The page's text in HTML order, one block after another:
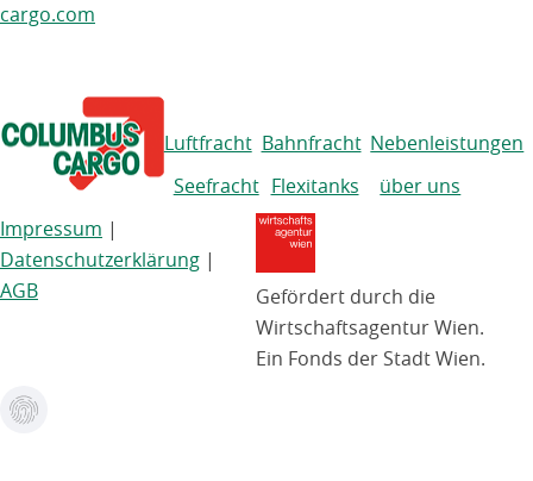
cargo.com
Luftfracht
Seefracht
Bahnfracht
Flexitanks
Nebenleistungen
über uns
Impressum |
Datenschutzerklärung |
AGB
Gefördert durch die
Wirtschaftsagentur Wien.
Ein Fonds der Stadt Wien.